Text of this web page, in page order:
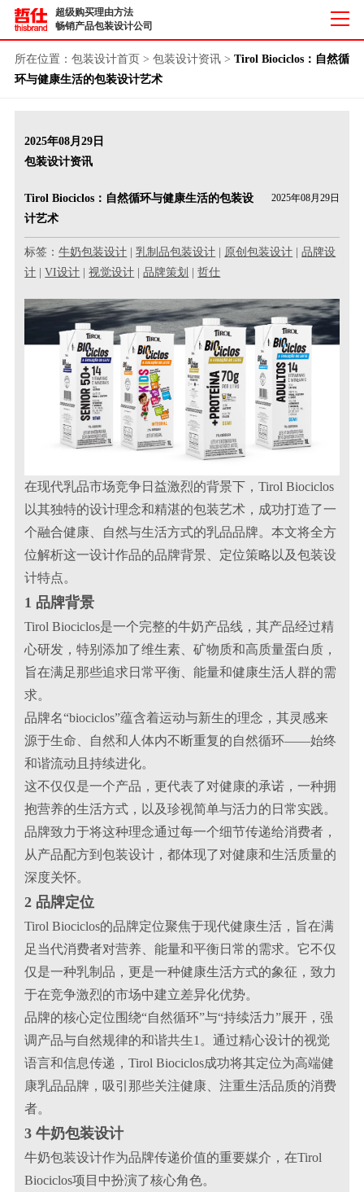
超级购买理由方法
畅销产品包装设计公司
所在位置： 包装设计首页 > 包装设计资讯> Tirol Biociclos：自然循
环与健康生活的包装设计艺术
2025年08月29日
包装设计资讯
Tirol Biociclos：自然循环与健康生活的包装设
计艺术
2025年08月29日
标签：牛奶包装设计 |乳制品包装设计 原创包装设计 |品牌设
计 |VI设计 |视觉设计 |品牌策划 |哲仕
在现代乳品市场竞争日益激烈的背景下，Tirol Biociclos
以其独特的设计理念和精湛的包装艺术，成功打造了一
个融合健康、自然与生活方式的乳品品牌。本文将全方
位解析这一设计作品的品牌背景、定位策略以及包装设
计特点。
1 品牌背景
Tirol Biociclos是一个完整的牛奶产品线，其产品经过精
心研发，特别添加了维生素、矿物质和高质量蛋白质，
旨在满足那些追求日常平衡、能量和健康生活人群的需
求。
品牌名“biociclos”蕴含着运动与新生的理念，其灵感来
源于生命、自然和人体内不断重复的自然循环——始终
和谐流动且持续进化。
这不仅仅是一个产品，更代表了对健康的承诺，一种拥
抱营养的生活方式，以及珍视简单与活力的日常实践。
品牌致力于将这种理念通过每一个细节传递给消费者，
从产品配方到包装设计，都体现了对健康和生活质量的
深度关怀。
2 品牌定位
Tirol Biociclos的品牌定位聚焦于现代健康生活，旨在满
足当代消费者对营养、能量和平衡日常的需求。它不仅
仅是一种乳制品，更是一种健康生活方式的象征，致力
于在竞争激烈的市场中建立差异化优势。
品牌的核心定位围绕“自然循环”与“持续活力”展开，强
调产品与自然规律的和谐共生1。通过精心设计的视觉
语言和信息传递，Tirol Biociclos成功将其定位为高端健
康乳品品牌，吸引那些关注健康、注重生活品质的消费
者。
3 牛奶包装设计
牛奶包装设计作为品牌传递价值的重要媒介，在Tirol
Biociclos项目中扮演了核心角色。